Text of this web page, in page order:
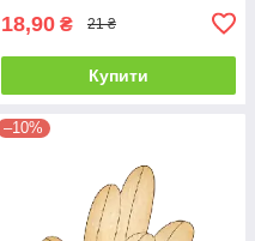
18,90 ₴ 21 ₴
Купити
–10%